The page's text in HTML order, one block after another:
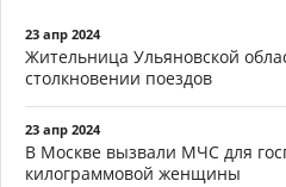
23 апр 2024
Жительница Ульяновской
столкновении поездов
23 апр 2024
В Москве вызвали МЧС для
килограммовой женщины